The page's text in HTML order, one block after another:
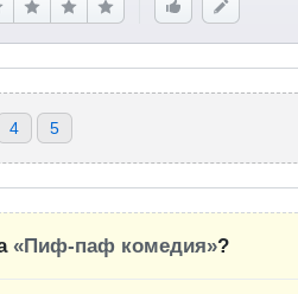
4 5
«Пиф-паф комедия»?